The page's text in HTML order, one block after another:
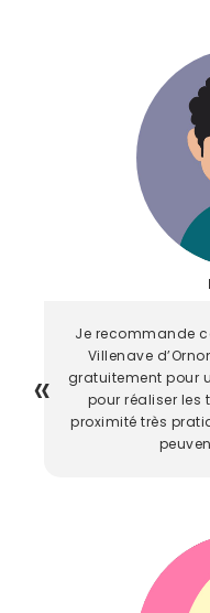
Je recommande
Villenave
gratuitement pour
pour réaliser les
proximité très